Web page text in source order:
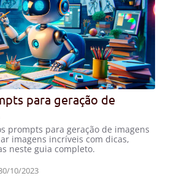
para geração de
prompts para geração de imagens
imagens incríveis com dicas,
neste guia completo.
10/2023